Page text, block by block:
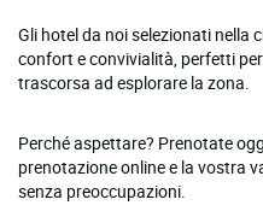
Gli hotel da noi selezionati nella
confort e convivialità, perfetti
trascorsa ad esplorare la zona.
Perché aspettare? Prenotate
prenotazione online e la vostra
senza preoccupazioni.